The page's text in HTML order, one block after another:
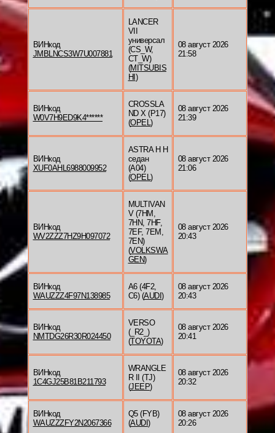
ВИНкод
JMBLNCS3W7U007881
LANCER
VII
универсал
(CS_W,
CT_W)
(MITSUBIS
HI )
08 август 2026
21:58
ВИНкод
W0V7H9ED9K4******
CROSSLA
ND X (P17)
(OPEL)
08 август 2026
21:39
ВИНкод
XUF0AHL6988009952
ASTRA H H
седан
(A04)
(OPEL)
08 август 2026
21:06
ВИНкод
WV2ZZZ7HZ9H097072
MULTIVAN
V (7HM,
7HN, 7HF,
7EF, 7EM,
7EN)
(VOLKSWA
GEN)
08 август 2026
20:43
ВИНкод
WAUZZZ4F97N138985
A6 (4F2,
C6) (AUDI )
08 август 2026
20:43
ВИНкод
NMTDG26R30R024450
VERSO
(_R2_)
(TOYOTA)
08 август 2026
20:41
ВИНкод
1C4GJ25B81B211793
WRANGLE
R II (TJ)
(JEEP)
08 август 2026
20:32
ВИНкод
WAUZZZFY2N2067366
Q5 (FYB)
(AUDI )
08 август 2026
20:26